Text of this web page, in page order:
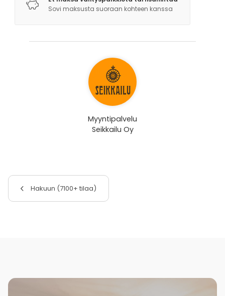
Sovi maksusta suoraan kohteen kanssa
Myyntipalvelu
Seikkailu Oy
Hakuun (7100+ tilaa)